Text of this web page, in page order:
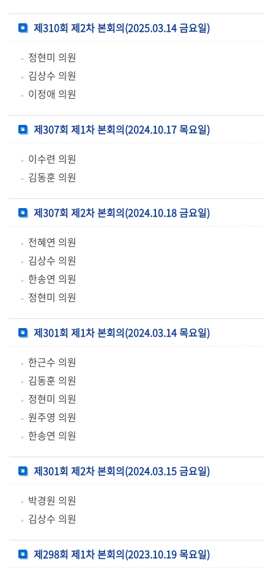
열
당
용
안
제310회 제2차 본회의(2025.03.14 금요일)
정현미 의원
김상수 의원
이정애 의원
제307회 제1차 본회의(2024.10.17 목요일)
이수련 의원
김동훈 의원
제307회 제2차 본회의(2024.10.18 금요일)
전혜연 의원
김상수 의원
한송연 의원
정현미 의원
제301회 제1차 본회의(2024.03.14 목요일)
한근수 의원
김동훈 의원
정현미 의원
원주영 의원
한송연 의원
제301회 제2차 본회의(2024.03.15 금요일)
박경원 의원
김상수 의원
제298회 제1차 본회의(2023.10.19 목요일)